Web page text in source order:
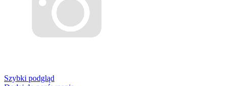
Szybki podgląd